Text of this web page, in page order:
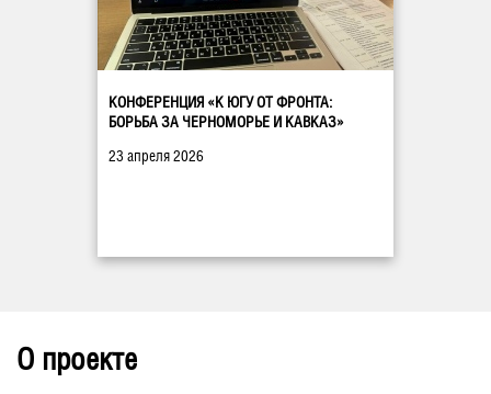
КОНФЕРЕНЦИЯ «К ЮГУ ОТ ФРОНТА:
БОРЬБА ЗА ЧЕРНОМОРЬЕ И КАВКАЗ»
23 апреля 2026
О проекте